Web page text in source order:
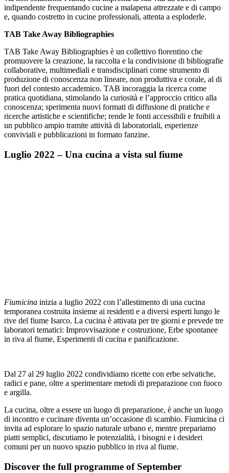
indipendente frequentando cucine a malapena attrezzate e di campo
e, quando costretto in cucine professionali, attenta a esploderle.
TAB Take Away Bibliographies
TAB Take Away Bibliographies è un collettivo fiorentino che
promuovere la creazione, la raccolta e la condivisione di bibliografie
collaborative, multimediali e transdisciplinari come strumento di
produzione di conoscenza non lineare, non produttiva e corale, al di
fuori del contesto accademico. TAB incoraggia la ricerca come
pratica quotidiana, stimolando la curiosità e l’approccio critico alla
conoscenza; sperimenta nuovi formati di diffusione di pratiche e
ricerche artistiche e scientifiche; rende le fonti accessibili e fruibili a
un pubblico ampio tramite attività di laboratoriali, esperienze
conviviali e pubblicazioni in formato fanzine.
Luglio 2022 – Una cucina a vista sul fiume
Fiumicina inizia a luglio 2022 con l’allestimento di una cucina
temporanea costruita insieme ai residenti e a diversi esperti lungo le
rive del fiume Isarco. La cucina è attivata per tre giorni e prevede tre
laboratori tematici: Improvvisazione e costruzione, Erbe spontanee
in riva al fiume, Esperimenti di cucina e panificazione.
Dal 27 al 29 luglio 2022 condividiamo ricette con erbe selvatiche,
radici e pane, oltre a sperimentare metodi di preparazione con fuoco
e argilla.
La cucina, oltre a essere un luogo di preparazione, è anche un luogo
di incontro e cucinare diventa un’occasione di scambio. Fiumicina ci
invita ad esplorare lo spazio naturale urbano e, mentre prepariamo
piatti semplici, discutiamo le potenzialità, i bisogni e i desideri
comuni per un nuovo spazio pubblico in riva al fiume.
Discover the full programme of September